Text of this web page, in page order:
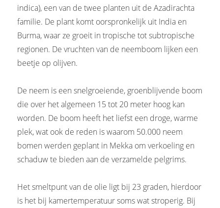
indica), een van de twee planten uit de Azadirachta
familie. De plant komt oorspronkelijk uit India en
Burma, waar ze groeit in tropische tot subtropische
regionen. De vruchten van de neemboom lijken een
beetje op olijven.
De neem is een snelgroeiende, groenblijvende boom
die over het algemeen 15 tot 20 meter hoog kan
worden. De boom heeft het liefst een droge, warme
plek, wat ook de reden is waarom 50.000 neem
bomen werden geplant in Mekka om verkoeling en
schaduw te bieden aan de verzamelde pelgrims.
Het smeltpunt van de olie ligt bij 23 graden, hierdoor
is het bij kamertemperatuur soms wat stroperig. Bij